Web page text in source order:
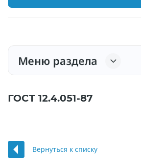
Меню раздела
ГОСТ 12.4.051-87
Вернуться к списку